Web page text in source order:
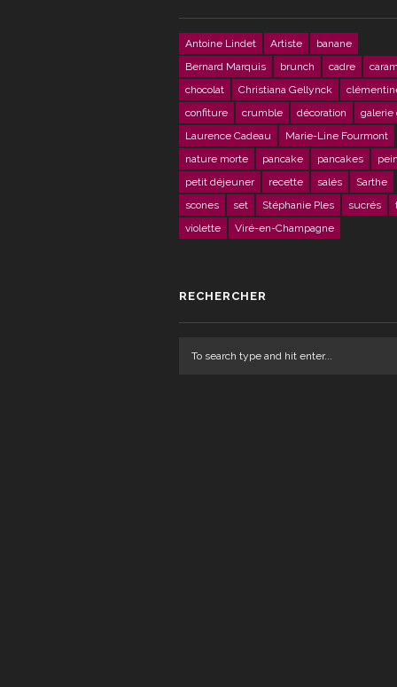
Antoine Lindet Artiste
banane
Bernard Marquis
brunch cadre
chocolat
Christiana Gellynck
confiture
crumble décoration
galerie
Laurence Cadeau
Marie-Line Fourmont
nature morte
pancake pancakes
petit déjeuner
recette salés
Sarthe
scones
set Stéphanie Ples sucrés
violette
Viré-en-Champagne
RECHERCHER